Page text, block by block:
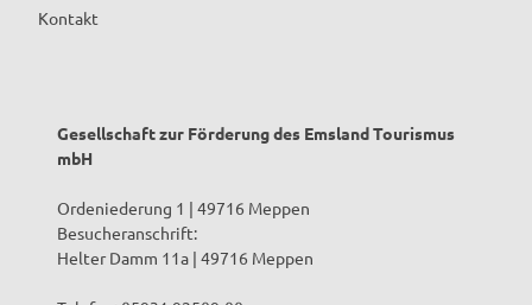
Kontakt
Gesellschaft zur Förderung des Emsland Tourismus
mbH
Ordeniederung 1 | 49716 Meppen
Besucheranschrift:
Helter Damm 11a | 49716 Meppen